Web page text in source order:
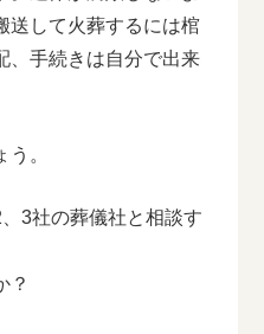
送して火葬するには棺
、手続きは自分で出来
。
3社の葬儀社と相談す
？